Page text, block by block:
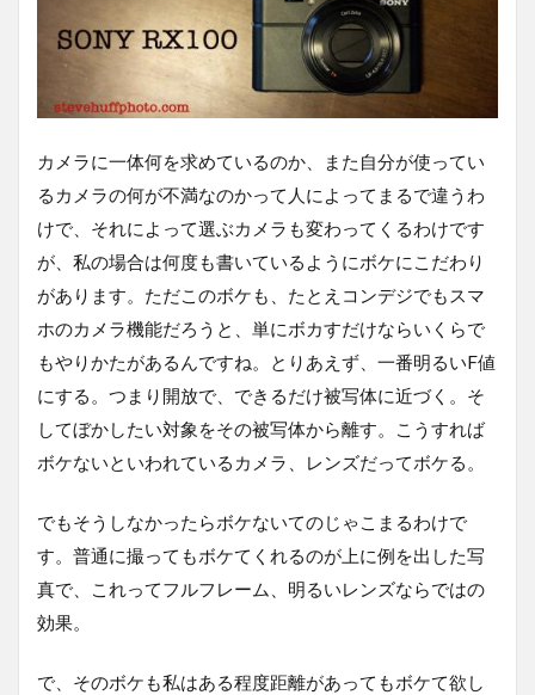
カメラに一体何を求めているのか、また自分が使ってい
るカメラの何が不満なのかって人によってまるで違うわ
けで、それによって選ぶカメラも変わってくるわけです
が、私の場合は何度も書いているようにボケにこだわり
があります。ただこのボケも、たとえコンデジでもスマ
ホのカメラ機能だろうと、単にボカすだけならいくらで
もやりかたがあるんですね。とりあえず、一番明るいF値
にする。つまり開放で、できるだけ被写体に近づく。そ
してぼかしたい対象をその被写体から離す。こうすれば
ボケないといわれているカメラ、レンズだってボケる。
でもそうしなかったらボケないてのじゃこまるわけで
す。普通に撮ってもボケてくれるのが上に例を出した写
真で、これってフルフレーム、明るいレンズならではの
効果。
で、そのボケも私はある程度距離があってもボケて欲し